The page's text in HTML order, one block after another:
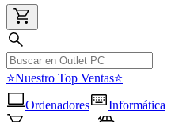
⭐Nuestro Top Ventas⭐
Ordenadores
Informática